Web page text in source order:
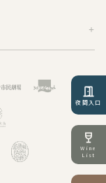
夜間入口
Wine
List